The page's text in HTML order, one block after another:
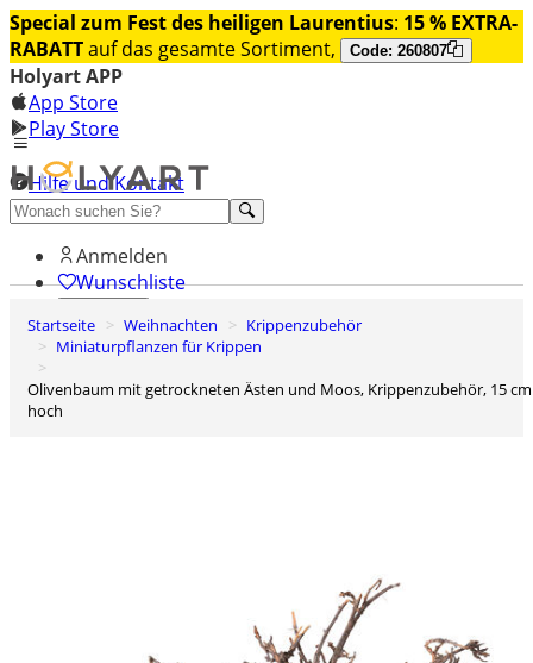
Special zum Fest des heiligen Laurentius: 15 % EXTRA-
RABATTauf das gesamte Sortiment, Code: 260807
Holyart APP
App Store
Play Store
Hilfe und Kontakt
Entdecken Sie Premium
Anmelden
Wunschliste
0
Warenkorb
Startseite Weihnachten
Krippenzubehör
Miniaturpflanzen für Krippen
Olivenbaum mit getrockneten Ästen und Moos, Krippenzubehör, 15 cm
hoch